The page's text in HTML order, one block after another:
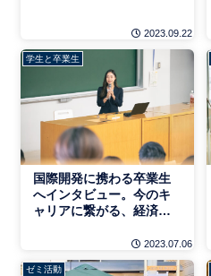
2023.09.22
学生と卒業生
国際開発に携わる卒業生
へインタビュー。今のキ
ャリアに繋がる、経済学
2023.07.06
ゼミ活動